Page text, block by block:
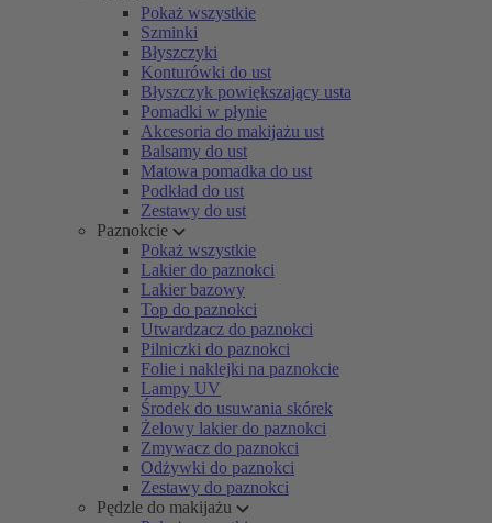
Pokaż wszystkie
Szminki
Błyszczyki
Konturówki do ust
Błyszczyk powiększający usta
Pomadki w płynie
Akcesoria do makijażu ust
Balsamy do ust
Matowa pomadka do ust
Podkład do ust
Zestawy do ust
Paznokcie
Pokaż wszystkie
Lakier do paznokci
Lakier bazowy
Top do paznokci
Utwardzacz do paznokci
Pilniczki do paznokci
Folie i naklejki na paznokcie
Lampy UV
Środek do usuwania skórek
Żelowy lakier do paznokci
Zmywacz do paznokci
Odżywki do paznokci
Zestawy do paznokci
Pędzle do makijażu